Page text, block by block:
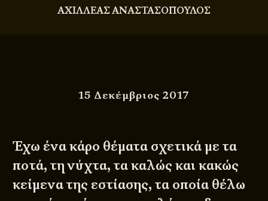
ΑΧΙΛΛΕΑΣ ΑΝΑΣΤΑΣΟΠΟΥΛΟΣ
15 Δεκέμβριος 2017
Έχω ένα κάρο θέματα σχετικά με τα
ποτά, τη νύχτα, τα καλώς και κακώς
κείμενα της εστίασης, τα οποία θέλω